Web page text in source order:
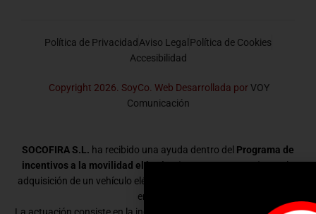
Política de Privacidad Aviso Legal Política de Cookies
Accesibilidad
Copyright 2026. SoyCo. Web Desarrollada porVOY
Comunicación
SOCOFIRA S.L. ha recibido una ayuda dentro del Programa de
incentivos a la movilidad eléctrica (MOVES III – 2025)para la
adquisición de un vehículo eléctrico destinado a la actividad de la
empresa.